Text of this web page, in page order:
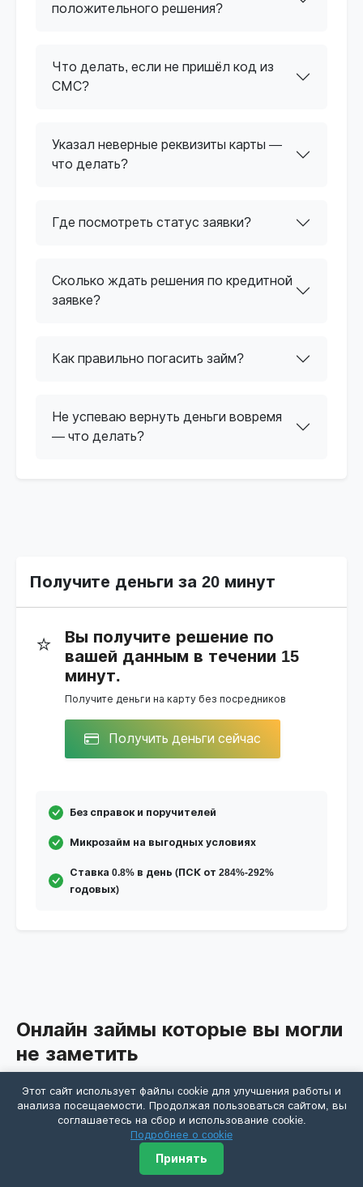
положительного решения?
Что делать, если не пришёл код из
СМС?
Указал неверные реквизиты карты —
что делать?
Где посмотреть статус заявки?
Сколько ждать решения по кредитной
заявке?
Как правильно погасить займ?
Не успеваю вернуть деньги вовремя
— что делать?
Получите деньги за 20 минут
⭐
Вы получите решение по
вашей данным в течении 15
минут.
Получите деньги на карту без посредников
Получить деньги сейчас
Без справок и поручителей
Микрозайм на выгодных условиях
Ставка 0.8% в день (ПСК от 284%-292%
годовых)
Онлайн займы которые вы могли
не заметить
Молодые Деньги
Этот сайт использует файлы cookie для улучшения работы и
анализа посещаемости. Продолжая пользоваться сайтом, вы
соглашаетесь на сбор и использование cookie.
Подробнее о cookie
Принять